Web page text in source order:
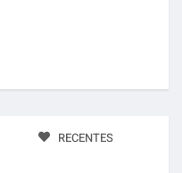
RECENTES